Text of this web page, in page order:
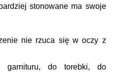
stonowane ma swoje
nie rzuca się w oczy z
garnituru, do torebki, do